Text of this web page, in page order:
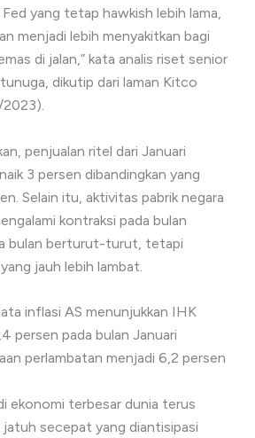
yang tetap hawkish lebih lama,
menjadi lebih menyakitkan bagi
di jalan,” kata analis riset senior
dikutip dari laman Kitco
penjualan ritel dari Januari
3 persen dibandingkan yang
Selain itu, aktivitas pabrik negara
kontraksi pada bulan
bulan berturut-turut, tetapi
jauh lebih lambat.
inflasi AS menunjukkan IHK
persen pada bulan Januari
perlambatan menjadi 6,2 persen
ekonomi terbesar dunia terus
secepat yang diantisipasi